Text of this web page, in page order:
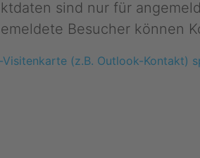
sind nur für
Besucher können